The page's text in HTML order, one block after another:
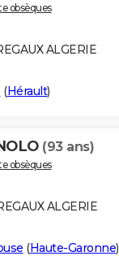
obsèques
ALGERIE
(Hérault)
(93 ans)
obsèques
ALGERIE
(Haute-Garonne)